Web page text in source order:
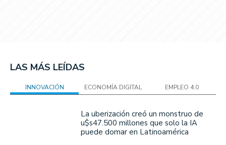
LAS MÁS LEÍDAS
INNOVACIÓN ECONOMÍA DIGITAL EMPLEO 4.0
La uberización creó un monstruo de
u$s47.500 millones que solo la IA
puede domar en Latinoamérica